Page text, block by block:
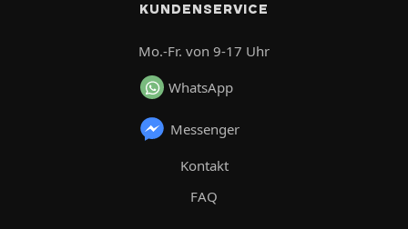
KUNDENSERVICE
Mo.-Fr. von 9-17 Uhr
WhatsApp
Messenger
Kontakt
FAQ